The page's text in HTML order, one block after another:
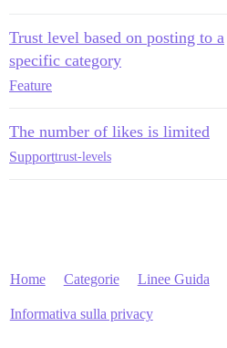
Trust level based on posting to a
specific category
Feature
The number of likes is limited
Supporttrust-levels
Home Categorie Linee Guida
Informativa sulla privacy